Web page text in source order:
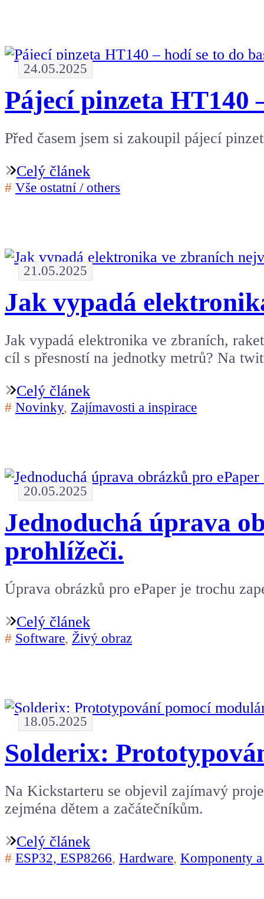
24.05.2025
Pájecí pinzeta HT140
Před časem jsem si zakoupil pájecí
Celý článek
# Vše ostatní / others
21.05.2025
Jak vypadá
Jak vypadá elektronika ve zbraních,
cíl s přesností na jednotky metrů? Na
Celý článek
# Novinky, Zajímavosti a inspirace
20.05.2025
Jednoduchá úprava
prohlížeči.
Úprava obrázků pro ePaper je trochu
Celý článek
# Software, Živý obraz
18.05.2025
Solderix:
Na Kickstarteru se objevil zajímavý
zejména dětem a začátečníkům.
Celý článek
# ESP32, ESP8266, Hardware, Komponenty